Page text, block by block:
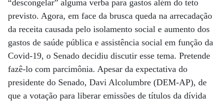
“descongelar” alguma verba para gastos além do teto
previsto. Agora, em face da brusca queda na arrecadação
da receita causada pelo isolamento social e aumento dos
gastos de saúde pública e assistência social em função da
Covid-19, o Senado decidiu discutir esse tema. Pretende
fazê-lo com parcimônia. Apesar da expectativa do
presidente do Senado, Davi Alcolumbre (DEM-AP), de
que a votação para liberar emissões de títulos da dívida